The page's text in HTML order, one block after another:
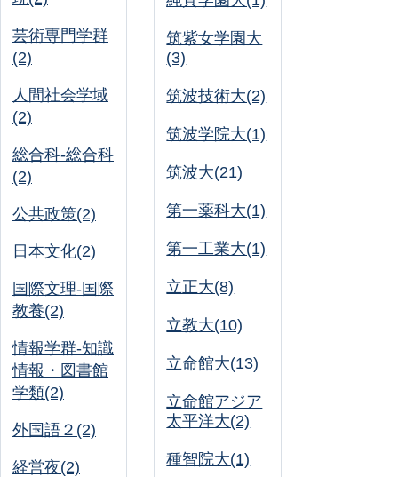
芸術専門学群
(2)
人間社会学域
(2)
総合科-総合科
(2)
公共政策(2)
日本文化(2)
国際文理-国際
教養(2)
情報学群-知識
情報・図書館
学類(2)
外国語２(2)
経営夜(2)
筑紫女学園大
(3)
筑波技術大(2)
筑波学院大(1)
筑波大(21)
第一薬科大(1)
第一工業大(1)
立正大(8)
立教大(10)
立命館大(13)
立命館アジア
太平洋大(2)
種智院大(1)